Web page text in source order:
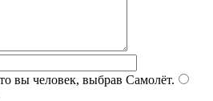
вы человек, выбрав Самолёт.